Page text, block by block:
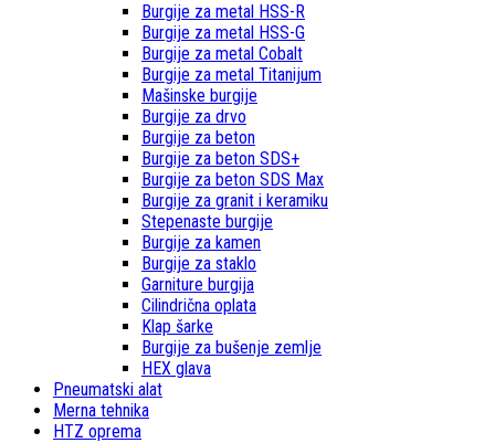
Burgije za metal HSS-R
Burgije za metal HSS-G
Burgije za metal Cobalt
Burgije za metal Titanijum
Mašinske burgije
Burgije za drvo
Burgije za beton
Burgije za beton SDS+
Burgije za beton SDS Max
Burgije za granit i keramiku
Stepenaste burgije
Burgije za kamen
Burgije za staklo
Garniture burgija
Cilindrična oplata
Klap šarke
Burgije za bušenje zemlje
HEX glava
Pneumatski alat
Merna tehnika
HTZ oprema